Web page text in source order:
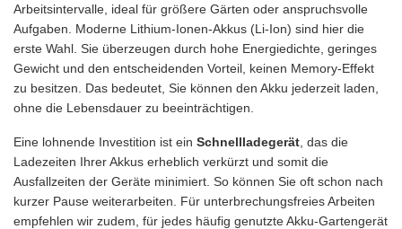
Arbeitsintervalle, ideal für größere Gärten oder anspruchsvolle
Aufgaben. Moderne Lithium-Ionen-Akkus (Li-Ion) sind hier die
erste Wahl. Sie überzeugen durch hohe Energiedichte, geringes
Gewicht und den entscheidenden Vorteil, keinen Memory-Effekt
zu besitzen. Das bedeutet, Sie können den Akku jederzeit laden,
ohne die Lebensdauer zu beeinträchtigen.
Eine lohnende Investition ist ein Schnellladegerät , das die
Ladezeiten Ihrer Akkus erheblich verkürzt und somit die
Ausfallzeiten der Geräte minimiert. So können Sie oft schon nach
kurzer Pause weiterarbeiten. Für unterbrechungsfreies Arbeiten
empfehlen wir zudem, für jedes häufig genutzte Akku-Gartengerät